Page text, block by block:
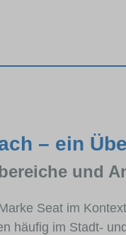
– ein
und
Seat im
häufig im Stadt-